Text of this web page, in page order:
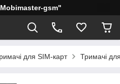
gsm"
для SIM-карт Тримачі